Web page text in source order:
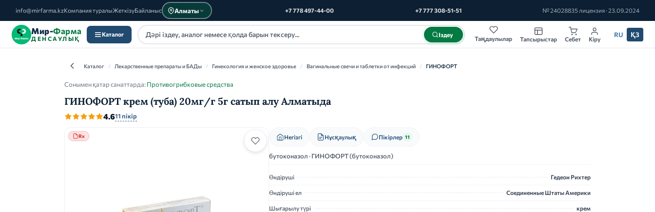
info@mirfarma.kzКомпания туралыЖеткізуБайланыс Алматы +7 778 497-44-00 +7 777 308-51-51 № 24028835 лицензия · 23.09.2024
Мир-Фарма
ДЕНСАУЛЫҚ
Каталог Іздеу
Таңдаулылар Тапсырыстар Себет Кіру
RU ҚЗ
Каталог / Лекарственные препараты и БАДы / Гинекология и женское здоровье / Вагинальные свечи и таблетки от инфекций / ГИНОФОРТ
Сонымен қатар санаттарда:Противогрибковые средства
ГИНОФОРТ крем (туба) 20мг/г 5г сатып алу Алматыда
4.611 пікір
Rx Негізгі Нұсқаулық Пікірлер 11
бутоконазол · ГИНОФОРТ (бутоконазол)
Өндіруші Гедеон Рихтер
Өндіруші ел Соединенные Штаты Америки
Шығарылу түрі крем